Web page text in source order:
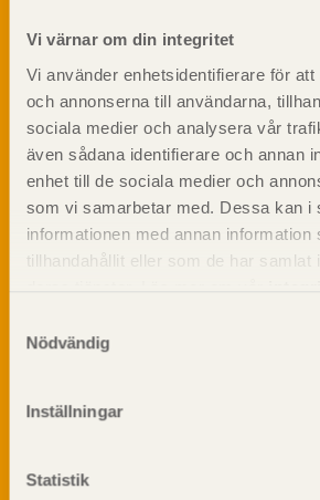
Vi värnar om din integritet
Vi använder enhetsidentifierare för
och annonserna till användarna,
sociala medier och analysera vår
även sådana identifierare och annan
enhet till de sociala medier och
som vi samarbetar med. Dessa kan i
informationen med annan information
tillhandahållit eller som de har samlat
Nödvändig
Inställningar
Statistik
informationsutskick!
Vi värnar om personlig integritet vilket
Läs vår